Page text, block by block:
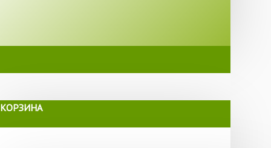
КОРЗИНА